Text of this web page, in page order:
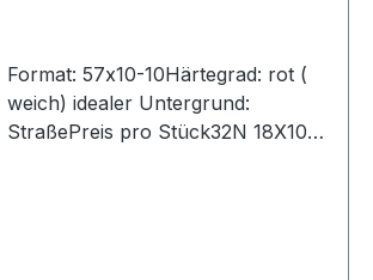
Format: 57x10-10Härtegrad: rot (
weich) idealer Untergrund:
StraßePreis pro Stück32N 18X10-